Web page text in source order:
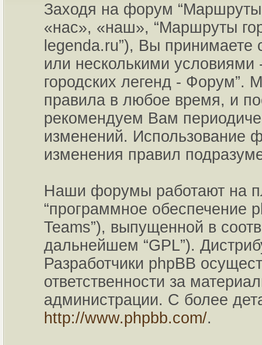
Заходя на форум
«нас», «наш», “Маршруты
legenda.ru”), Вы
или несколькими
городских легенд - Форум”.
правила в любое время, и
рекомендуем Вам
изменений. Использование
изменения правил
Наши форумы работают на
“программное обеспечение
Teams”), выпущенной в
дальнейшем “GPL”).
Разработчики phpBB
ответственности за
администрации. С более
http://www.phpbb.com/.